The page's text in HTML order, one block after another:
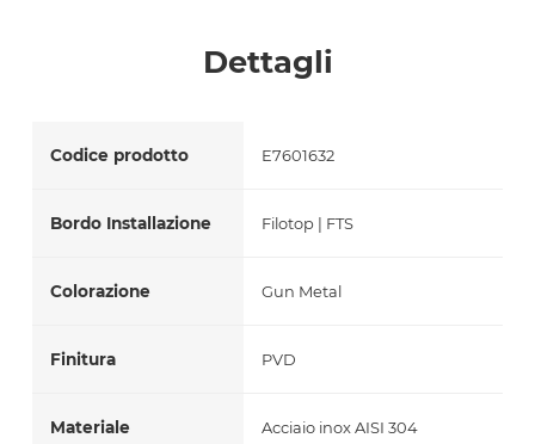
Dettagli
Codice prodotto E7601632
Bordo Installazione Filotop | FTS
Colorazione Gun Metal
Finitura PVD
Materiale Acciaio inox AISI 304